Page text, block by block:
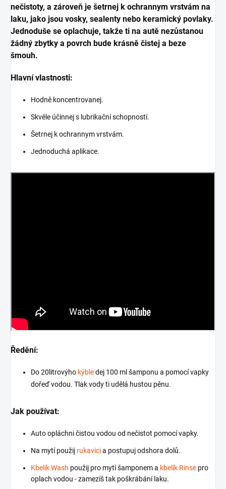
nečistoty, a zároveň je šetrnej k ochrannym vrstvám na
laku, jako jsou vosky, sealenty nebo keramický povlaky.
Jednoduše se oplachuje, takže ti na autě nezůstanou
žádný zbytky a povrch bude krásně čistej a beze
šmouh.
Hlavní vlastnosti:
Hodně koncentrovanej.
Skvěle účinnej s lubrikační schopností.
Šetrnej k ochrannym vrstvám.
Jednoduchá aplikace.
Ředění:
Do 20litrovýho kýbledej 100 ml šamponu a pomocí vapky
dořeď vodou. Tlak vody ti udělá hustou pěnu.
Jak používat:
Auto opláchni čistou vodou od nečistot pomocí vapky.
Na mytí použij rukavicia postupuj odshora dolů.
Kbelík Wash použij pro mytí šamponem a kbelík Rinse pro
oplach vodou - zamezíš tak poškrábání laku.